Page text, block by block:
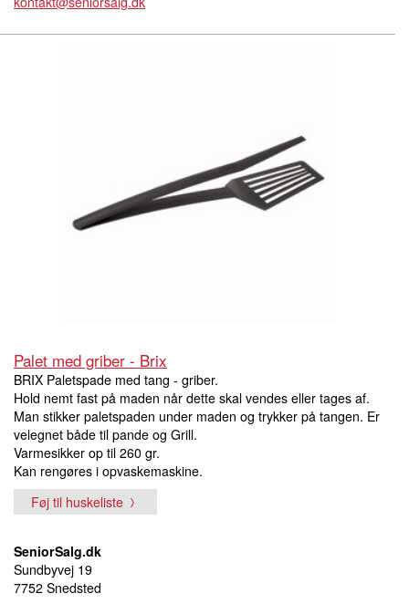
Palet med griber - Brix
BRIX Paletspade med tang - griber.
Hold nemt fast på maden når dette skal vendes eller tages af.
Man stikker paletspaden under maden og trykker på tangen. Er
velegnet både til pande og Grill.
Varmesikker op til 260 gr.
Kan rengøres i opvaskemaskine.
Føj til huskeliste
SeniorSalg.dk
Sundbyvej 19
7752 Snedsted